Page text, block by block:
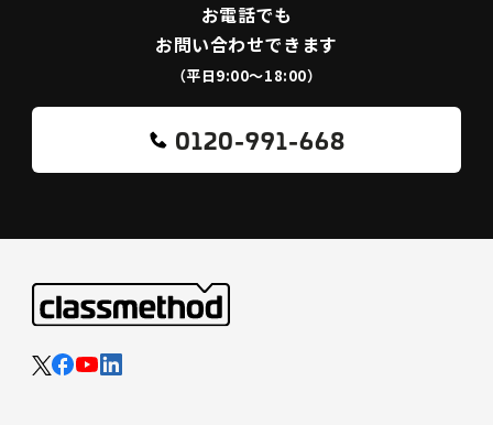
お電話でも
お問い合わせできます
（平日9:00〜18:00）
0120-991-668